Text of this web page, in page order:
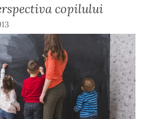
copilului